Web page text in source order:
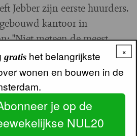
Jebber zijn eerste huurders.
kantoor in
"Niet meteen de meest
maar er waren toch
de 48 appartementen in
(huurprijzen van €575 tot
is dus echt groot.
Jebber-projecten worden
Medio 2014 is 'Buenos
×
gratishet belangrijkste
wonen en bouwen in de
je op de
NUL20